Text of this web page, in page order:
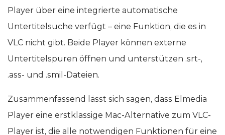
Player über eine integrierte automatische
Untertitelsuche verfügt – eine Funktion, die es in
VLC nicht gibt. Beide Player können externe
Untertitelspuren öffnen und unterstützen .srt-,
.ass- und .smil-Dateien.
Zusammenfassend lässt sich sagen, dass Elmedia
Player eine erstklassige Mac-Alternative zum VLC-
Player ist, die alle notwendigen Funktionen für eine